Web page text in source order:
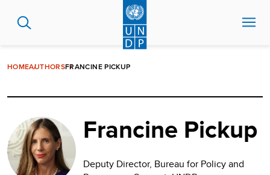
HOMEAUTHORSFRANCINE PICKUP
Francine Pickup
Deputy Director, Bureau for Policy and